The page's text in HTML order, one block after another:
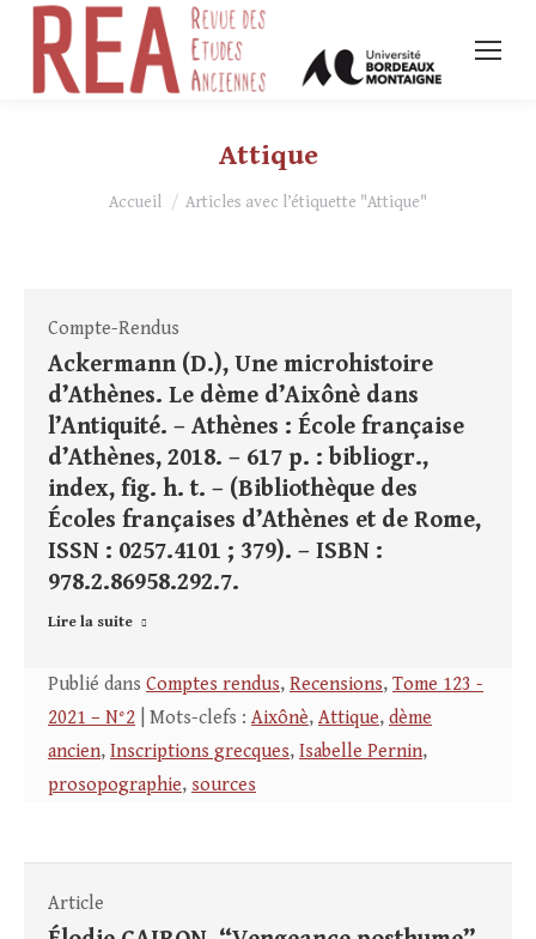
Attique
Vous êtes ici :
Accueil Articles avec l’étiquette "Attique"
Compte-Rendus
Ackermann (D.), Une microhistoire
d’Athènes. Le dème d’Aixônè dans
l’Antiquité. – Athènes : École française
d’Athènes, 2018. – 617 p. : bibliogr.,
index, fig. h. t. – (Bibliothèque des
Écoles françaises d’Athènes et de Rome,
ISSN : 0257.4101 ; 379). – ISBN :
978.2.86958.292.7.
Lire la suite
Publié dans Comptes rendus, Recensions, Tome 123 -
2021 – N°2 | Mots-clefs : Aixônè, Attique, dème
ancien, Inscriptions grecques, Isabelle Pernin,
prosopographie, sources
Article